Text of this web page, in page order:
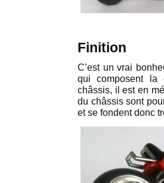
Finition
C’est un vrai
qui composent la
châssis, il est en
du châssis sont
et se fondent donc